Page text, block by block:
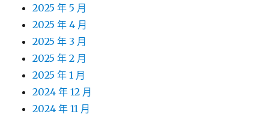
2025 年 5 月
2025 年 4 月
2025 年 3 月
2025 年 2 月
2025 年 1 月
2024 年 12 月
2024 年 11 月